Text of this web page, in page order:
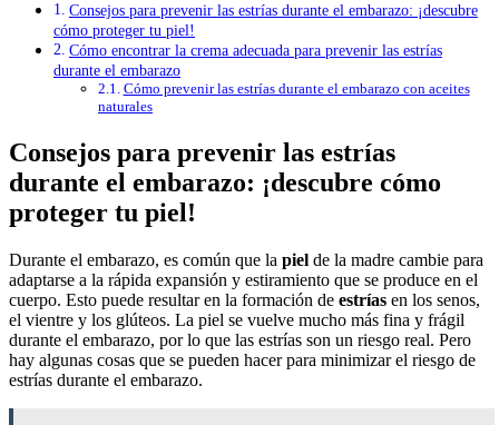
Consejos para prevenir las estrías durante el embarazo: ¡descubre
cómo proteger tu piel!
Cómo encontrar la crema adecuada para prevenir las estrías
durante el embarazo
Cómo prevenir las estrías durante el embarazo con aceites
naturales
Consejos para prevenir las estrías
durante el embarazo: ¡descubre cómo
proteger tu piel!
Durante el embarazo, es común que la piel de la madre cambie para
adaptarse a la rápida expansión y estiramiento que se produce en el
cuerpo. Esto puede resultar en la formación de estrías en los senos,
el vientre y los glúteos. La piel se vuelve mucho más fina y frágil
durante el embarazo, por lo que las estrías son un riesgo real. Pero
hay algunas cosas que se pueden hacer para minimizar el riesgo de
estrías durante el embarazo.